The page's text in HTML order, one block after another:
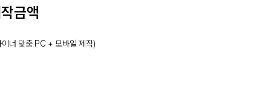
금액
이너 맞춤 PC + 모바일 제작)